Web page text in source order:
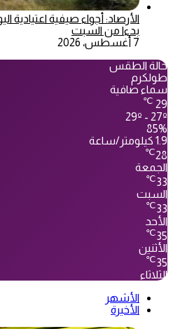
الأرصاد: أجواء صيفية اعتيادية
بدءا من السبت
7 أغسطس، 2026
حالة الطقس
طولكرم
سماء صافية
29
℃
29º - 27º
85%
1.9 كيلومتر/ساعة
28
℃
الجمعة
33
℃
السبت
33
℃
الأحد
35
℃
الأثنين
35
℃
الثلاثاء
الأشهر
الأخيرة